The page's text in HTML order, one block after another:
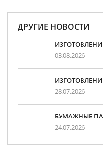
ДРУГИЕ НОВОСТИ
03.08.2026
28.07.2026
БУМАЖНЫЕ
24.07.2026